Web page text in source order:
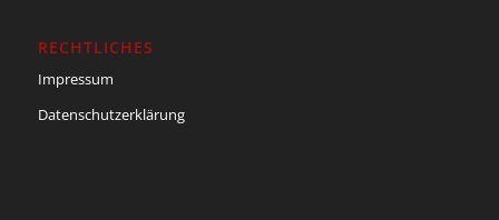
RECHTLICHES
Impressum
Datenschutzerklärung